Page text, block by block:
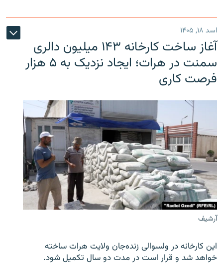
اسد ۱۸, ۱۴۰۵
آغاز ساخت کارخانه ۱۴۳ میلیون دالری
سمنت در هرات؛ ایجاد نزدیک به ۵ هزار
فرصت کاری
آرشیف
این کارخانه در ولسوالی زنده‌جان ولایت هرات ساخته
خواهد شد و قرار است در مدت دو سال تکمیل شود.